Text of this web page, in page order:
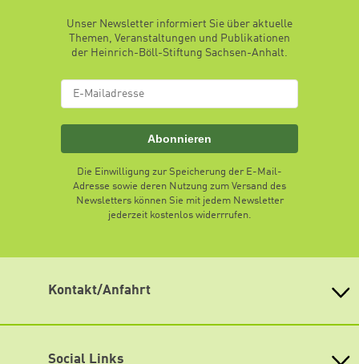
Unser Newsletter informiert Sie über aktuelle
Themen, Veranstaltungen und Publikationen
der Heinrich-Böll-Stiftung Sachsen-Anhalt.
Abonnieren
Die Einwilligung zur Speicherung der E-Mail-
Adresse sowie deren Nutzung zum Versand des
Newsletters können Sie mit jedem Newsletter
jederzeit kostenlos widerrrufen.
Kontakt/Anfahrt
Social Links